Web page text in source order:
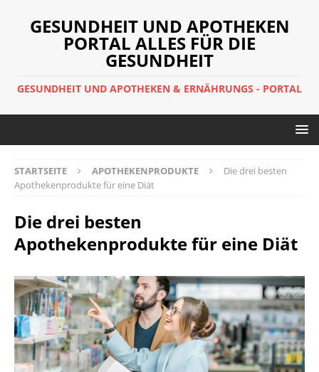
GESUNDHEIT UND APOTHEKEN
PORTAL ALLES FÜR DIE
GESUNDHEIT
GESUNDHEIT UND APOTHEKEN & ERNÄHRUNGS - PORTAL
STARTSEITE APOTHEKENPRODUKTE
Die drei besten
Apothekenprodukte für eine Diät
Die drei besten
Apothekenprodukte für eine Diät